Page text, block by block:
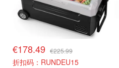
€178.49 €225.99
折扣码：RUNDEU15